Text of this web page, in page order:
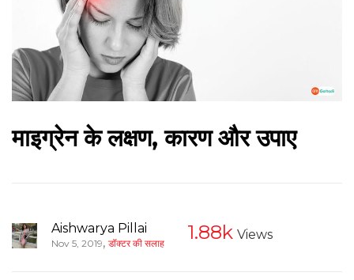
माइग्रेन के लक्षण, कारण और उपाए
Aishwarya Pillai
Nov 5, 2019, डॉक्टर की सलाह 1.88k Views